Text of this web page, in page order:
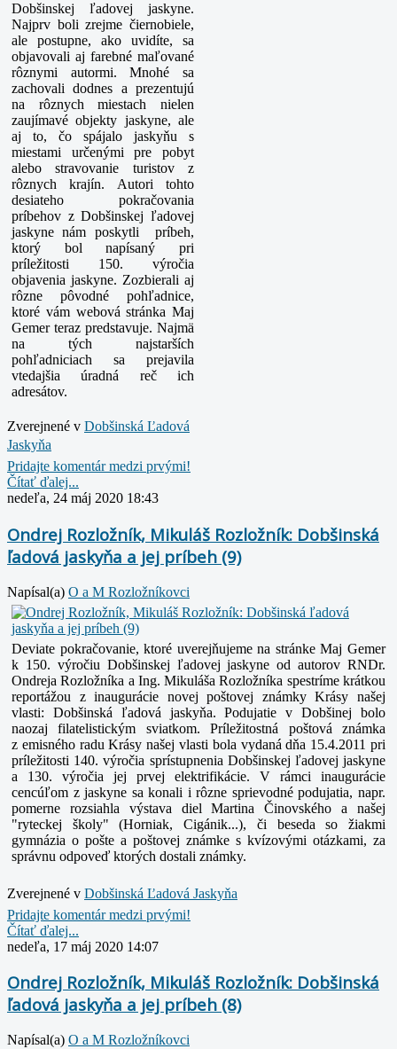
Dobšinskej ľadovej jaskyne.
Najprv boli zrejme čiernobiele,
ale postupne, ako uvidíte, sa
objavovali aj farebné maľované
rôznymi autormi. Mnohé sa
zachovali dodnes a prezentujú
na rôznych miestach nielen
zaujímavé objekty jaskyne, ale
aj to, čo spájalo jaskyňu s
miestami určenými pre pobyt
alebo stravovanie turistov z
rôznych krajín. Autori tohto
desiateho pokračovania
príbehov z Dobšinskej ľadovej
jaskyne nám poskytli príbeh,
ktorý bol napísaný pri
príležitosti 150. výročia
objavenia jaskyne. Zozbierali aj
rôzne pôvodné pohľadnice,
ktoré vám webová stránka Maj
Gemer teraz predstavuje. Najmä
na tých najstarších
pohľadniciach sa prejavila
vtedajšia úradná reč ich
adresátov.
Zverejnené v Dobšinská Ľadová
Jaskyňa
Pridajte komentár medzi prvými!
Čítať ďalej...
nedeľa, 24 máj 2020 18:43
Ondrej Rozložník, Mikuláš Rozložník: Dobšinská
ľadová jaskyňa a jej príbeh (9)
Napísal(a) O a M Rozložníkovci
Deviate pokračovanie, ktoré uverejňujeme na stránke Maj Gemer
k 150. výročiu Dobšinskej ľadovej jaskyne od autorov RNDr.
Ondreja Rozložníka a Ing. Mikuláša Rozložníka spestríme krátkou
reportážou z inaugurácie novej poštovej známky Krásy našej
vlasti: Dobšinská ľadová jaskyňa. Podujatie v Dobšinej bolo
naozaj filatelistickým sviatkom. Príležitostná poštová známka
z emisného radu Krásy našej vlasti bola vydanádňa 15.4.2011pri
príležitosti 140. výročia sprístupnenia Dobšinskej ľadovej jaskyne
a 130. výročia jej prvej elektrifikácie. V rámci inaugurácie
cencúľom z jaskyne sa konali i rôzne sprievodné podujatia, napr.
pomerne rozsiahla výstava diel Martina Činovského a našej
"ryteckej školy" (Horniak, Cigánik...), či beseda so žiakmi
gymnázia o pošte a poštovej známke s kvízovými otázkami, za
správnu odpoveď ktorých dostali známky.
Zverejnené v Dobšinská Ľadová Jaskyňa
Pridajte komentár medzi prvými!
Čítať ďalej...
nedeľa, 17 máj 2020 14:07
Ondrej Rozložník, Mikuláš Rozložník: Dobšinská
ľadová jaskyňa a jej príbeh (8)
Napísal(a) O a M Rozložníkovci